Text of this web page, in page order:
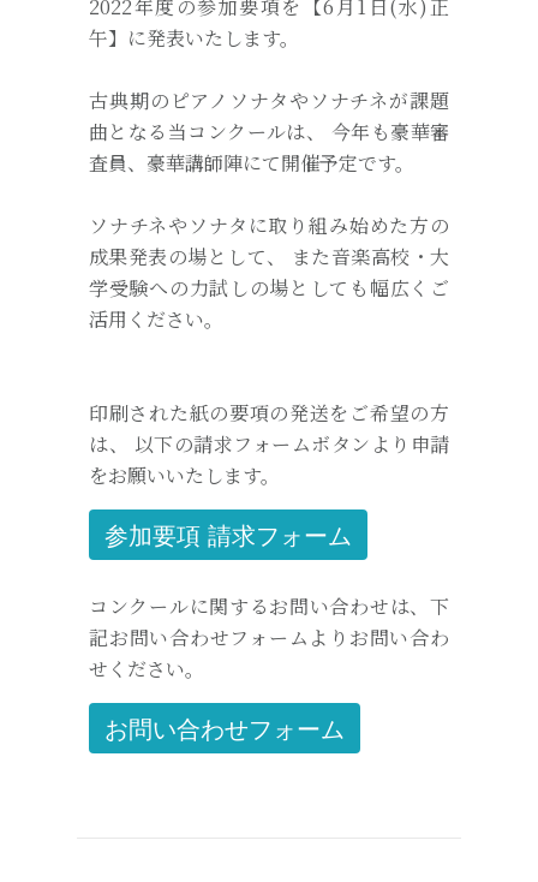
2022年度の参加要項を【6月1日(水)正
午】に発表いたします。
古典期のピアノソナタやソナチネが課題
曲となる当コンクールは、 今年も豪華審
査員、豪華講師陣にて開催予定です。
ソナチネやソナタに取り組み始めた方の
成果発表の場として、 また音楽高校・大
学受験への力試しの場としても幅広くご
活用ください。
印刷された紙の要項の発送をご希望の方
は、 以下の請求フォームボタンより申請
をお願いいたします。
参加要項 請求フォーム
コンクールに関するお問い合わせは、下
記お問い合わせフォームよりお問い合わ
せください。
お問い合わせフォーム